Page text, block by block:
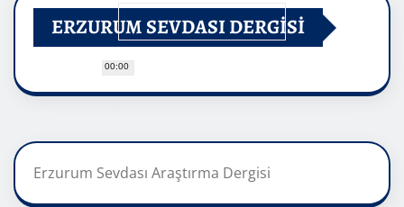
00:00
ERZURUM SEVDASI DERGİSİ
Erzurum Sevdası Araştırma Dergisi